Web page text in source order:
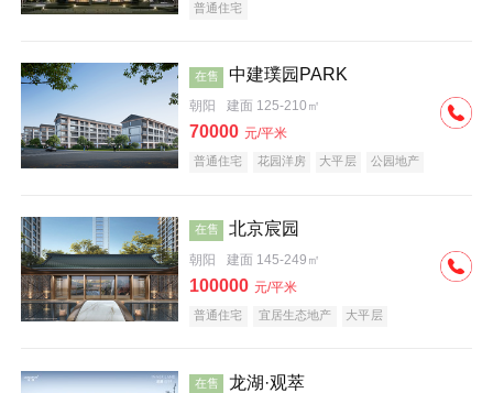
普通住宅
在售 中建璞园PARK
朝阳 建面 125-210㎡
70000 元/平米
普通住宅 花园洋房 大平层
公园地产
在售 北京宸园
朝阳 建面 145-249㎡
100000 元/平米
普通住宅 宜居生态地产 大平层
在售 龙湖·观萃